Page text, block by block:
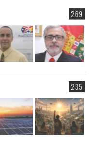
269
235